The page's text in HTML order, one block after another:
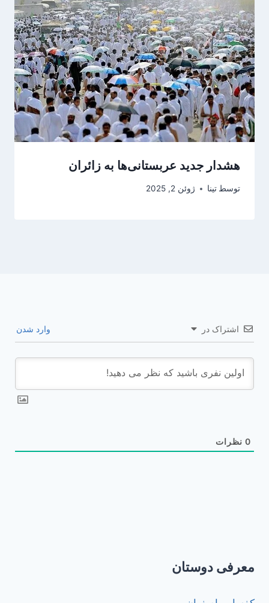
هشدار جدید عربستانی‌ها به زائران
توسط تینا ژوئن 2, 2025
اشتراک در وارد شدن
0 نظرات
معرفی دوستان